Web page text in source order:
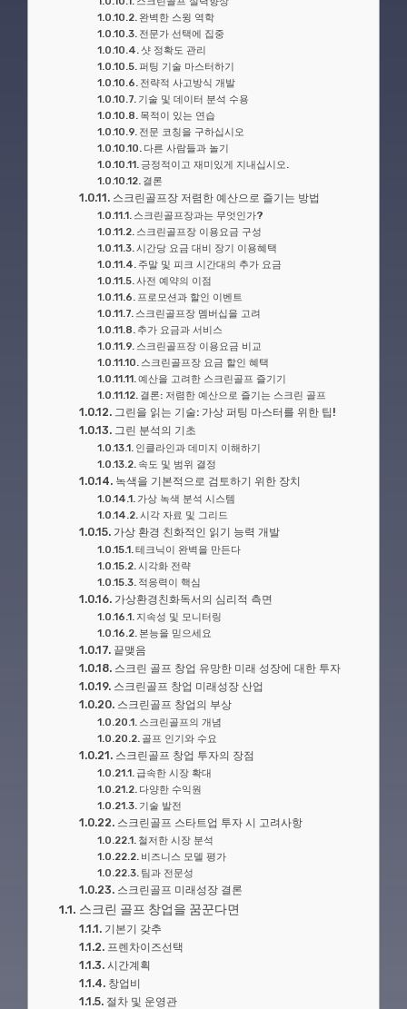
완벽한 스윙 역학
전문가 선택에 집중
샷 정확도 관리
퍼팅 기술 마스터하기
전략적 사고방식 개발
기술 및 데이터 분석 수용
목적이 있는 연습
전문 코칭을 구하십시오
다른 사람들과 놀기
긍정적이고 재미있게 지내십시오.
결론
스크린골프장 저렴한 예산으로 즐기는 방법
스크린골프장과는 무엇인가?
스크린골프장 이용요금 구성
시간당 요금 대비 장기 이용혜택
주말 및 피크 시간대의 추가 요금
사전 예약의 이점
프로모션과 할인 이벤트
스크린골프장 멤버십을 고려
추가 요금과 서비스
스크린골프장 이용요금 비교
스크린골프장 요금 할인 혜택
예산을 고려한 스크린골프 즐기기
결론: 저렴한 예산으로 즐기는 스크린 골프
그린을 읽는 기술: 가상 퍼팅 마스터를 위한 팁!
그린 분석의 기초
인클라인과 데미지 이해하기
속도 및 범위 결정
녹색을 기본적으로 검토하기 위한 장치
가상 녹색 분석 시스템
시각 자료 및 그리드
가상 환경 친화적인 읽기 능력 개발
테크닉이 완벽을 만든다
시각화 전략
적응력이 핵심
가상환경친화독서의 심리적 측면
지속성 및 모니터링
본능을 믿으세요
끝맺음
스크린 골프 창업 유망한 미래 성장에 대한 투자
스크린골프 창업 미래성장 산업
스크린골프 창업의 부상
스크린골프의 개념
골프 인기와 수요
스크린골프 창업 투자의 장점
급속한 시장 확대
다양한 수익원
기술 발전
스크린골프 스타트업 투자 시 고려사항
철저한 시장 분석
비즈니스 모델 평가
팀과 전문성
스크린골프 미래성장 결론
스크린 골프 창업을 꿈꾼다면
기본기 갖추
프렌차이즈선택
시간계획
창업비
절차 및 운영관